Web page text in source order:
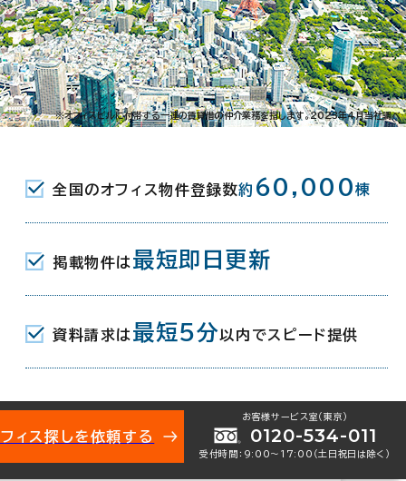
2-25-2
西口(JR) 3分
東急目黒線) 西口 4分
京メトロ南北線/都営三田線) 西口
下1階建
※オフィスビルに付帯する一連の賃貸借の仲介業務を指します。2023年4月当社調べ
全国のオフィス物件登録数約 60,000棟
掲載物件は 最短即日更新
資料請求は 最短5分 以内でスピード提供
ィス探しを依頼する
お客様サービス室（東京）
0120-534-011
受付時間：9:00〜17:00（土日祝日は除く）